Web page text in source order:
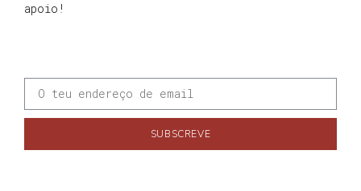
apoio!
SUBSCREVE